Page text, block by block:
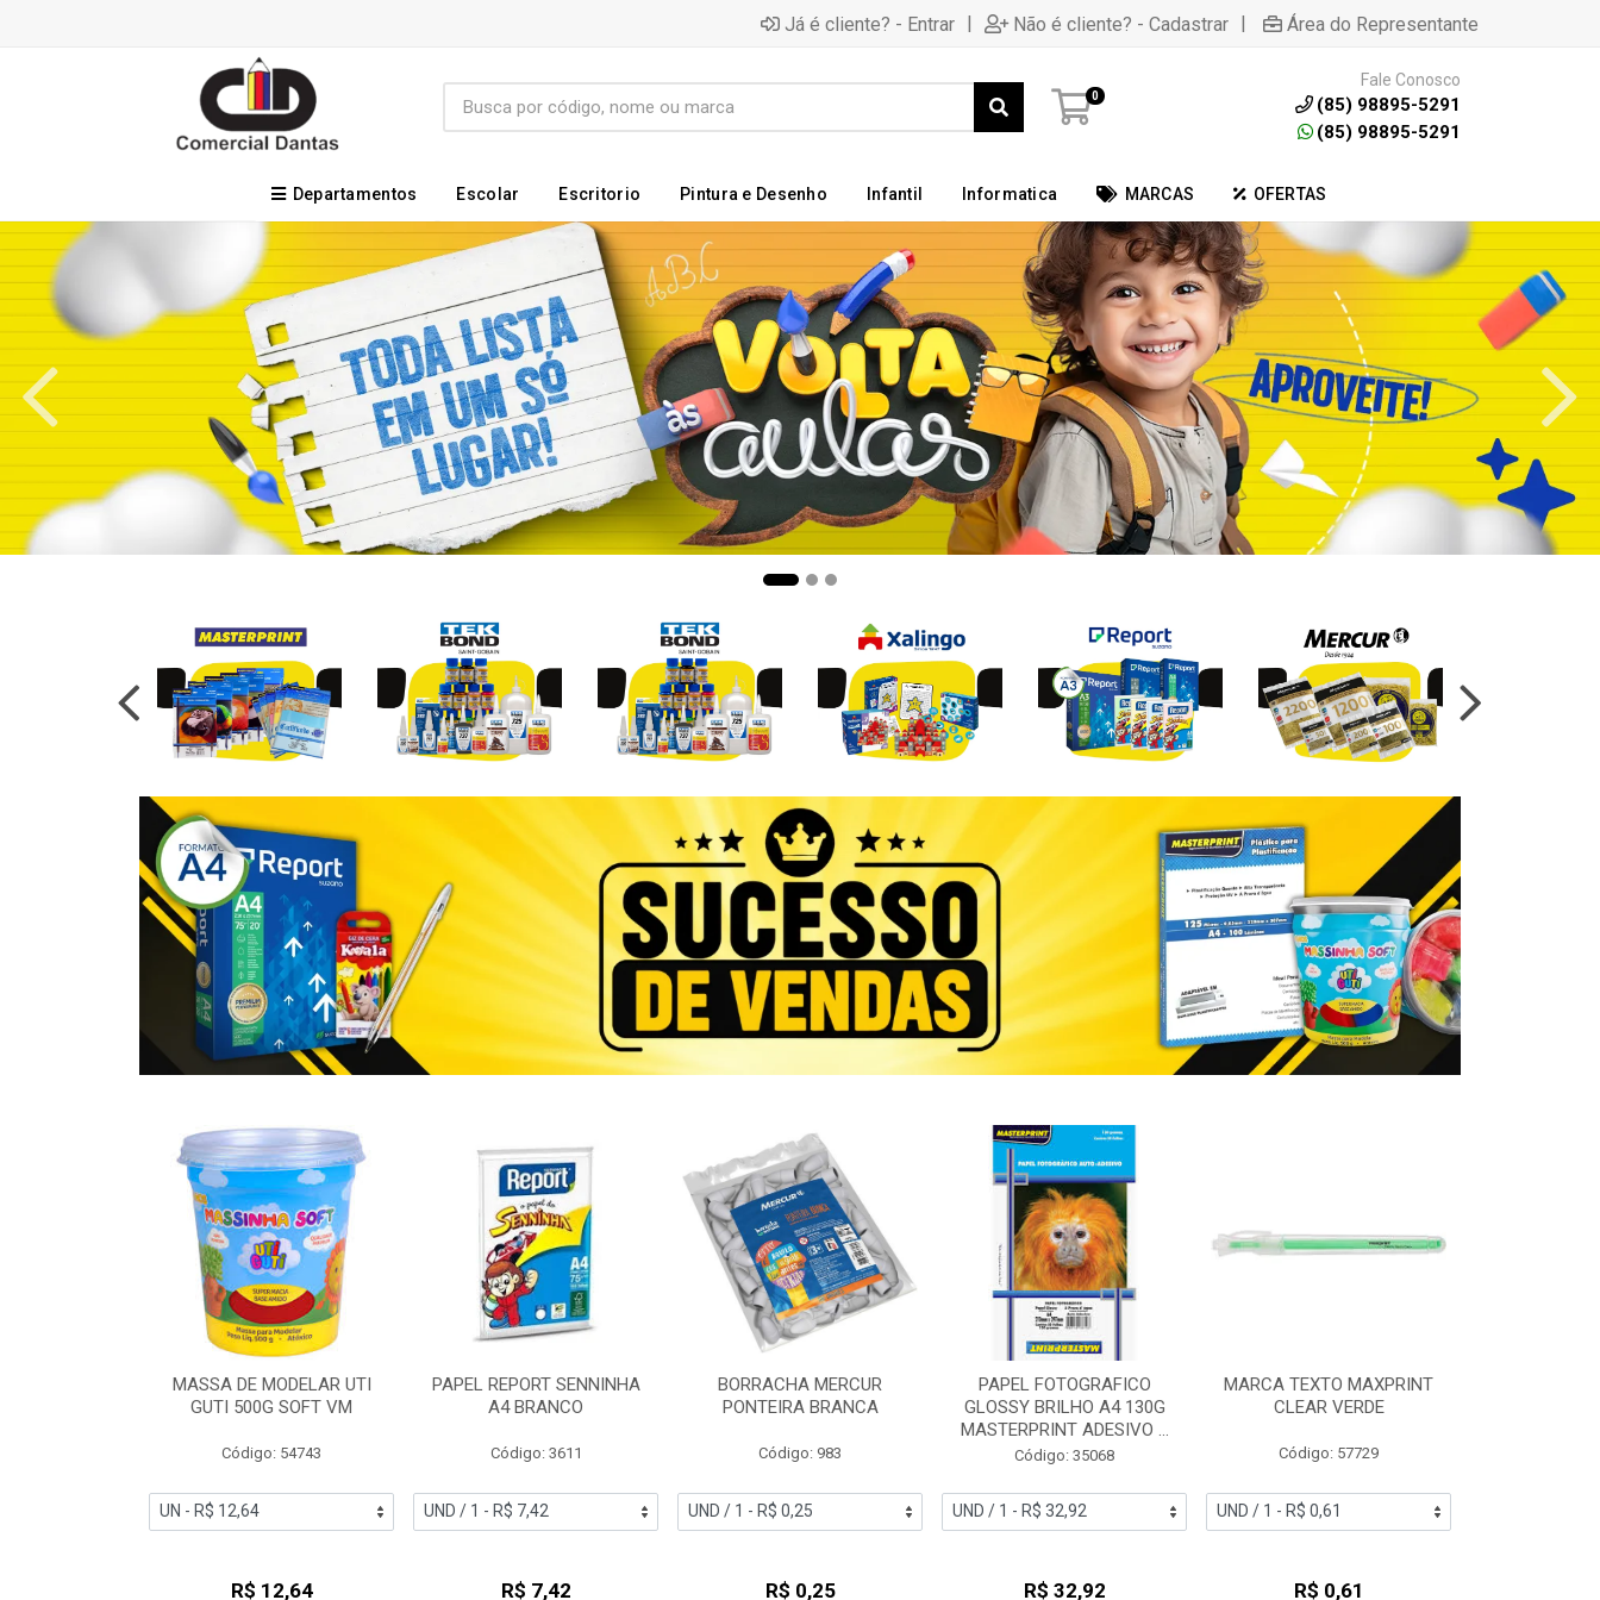
Já é cliente? - Entrar | Não é cliente? - Cadastrar | Área do Representante
0
Fale Conosco
(85) 98895-5291
(85) 98895-5291
Departamentos Escolar Escritorio Pintura e Desenho Infantil Informatica MARCAS OFERTAS
MASSA DE MODELAR UTI
GUTI 500G SOFT VM
Código: 54743
R$ 12,64
PAPEL REPORT SENNINHA
A4 BRANCO
Código: 3611
R$ 7,42
BORRACHA MERCUR
PONTEIRA BRANCA
Código: 983
R$ 0,25
PAPEL FOTOGRAFICO
GLOSSY BRILHO A4 130G
MASTERPRINT ADESIVO ...
Código: 35068
R$ 32,92
MARCA TEXTO MAXPRINT
CLEAR VERDE
Código: 57729
R$ 0,61